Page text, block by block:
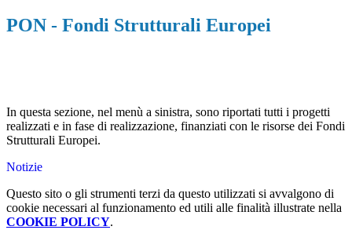
PON - Fondi Strutturali Europei
In questa sezione, nel menù a sinistra, sono riportati tutti i progetti
realizzati e in fase di realizzazione, finanziati con le risorse dei Fondi
Strutturali Europei.
Notizie
Questo sito o gli strumenti terzi da questo utilizzati si avvalgono di
cookie necessari al funzionamento ed utili alle finalità illustrate nella
COOKIE POLICY.